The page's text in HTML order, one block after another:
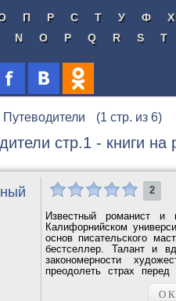
П Р С Т У Ф Х
N O P Q R S T
Путеводители (1 стр. из 6)
стр.1 - книги на
2
Известный романист и
Калифорнийском
основ писательского
бестселлер. Талант и
закономерности
преодолеть страх
О